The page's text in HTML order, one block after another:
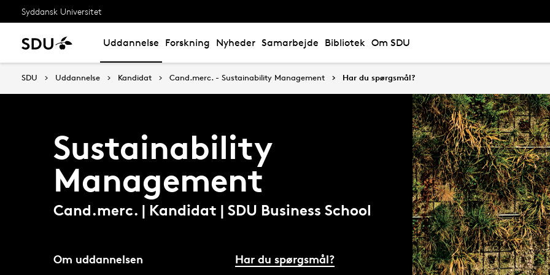
Syddansk Universitet
Uddannelse Forskning Nyheder Samarbejde Bibliotek Om SDU
SDU Uddannelse Kandidat Cand.merc. - Sustainability Management Har du spørgsmål?
Sustainability
Management
Cand.merc. | Kandidat | SDU Business School
Om uddannelsen Har du spørgsmål?